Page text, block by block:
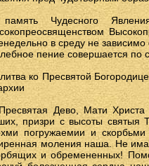
Чудесного
в среду не
пение совершается по
ко Пресвятой
Дево, Мати
призри с высоты святыя
погружаемии и
моления наша. Не
и обремененных!